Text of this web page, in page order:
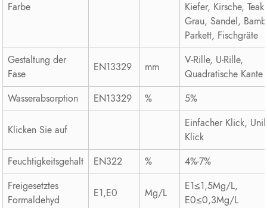
Farbe
Kiefer, Kirsche, Teak,
Grau, Sandel,
Parkett, Fischgräte
Gestaltung der
Fase
EN13329 mm
V-Rille, U-Rille,
Quadratische Kante
Wasserabsorption
EN13329 % 5%
Klicken Sie auf
Einfacher Klick,
Klick
Feuchtigkeitsgehalt
EN322 %
4%-7%
Freigesetztes
Formaldehyd
E1,E0 Mg/L
E1≤1,5Mg/L,
E0≤0,3Mg/L